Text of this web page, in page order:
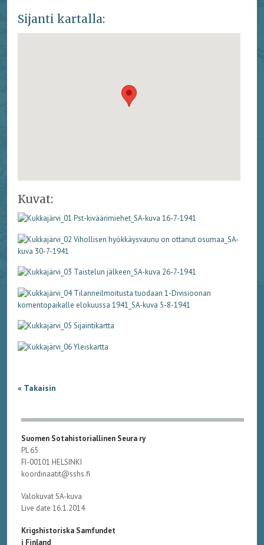
Sijanti kartalla:
Kuvat:
« Takaisin
Suomen Sotahistoriallinen Seura ry
PL 65
FI-00101 HELSINKI
koordinaatit@sshs.fi
Valokuvat SA-kuva
Live date 16.1.2014
Krigshistoriska Samfundet
i Finland